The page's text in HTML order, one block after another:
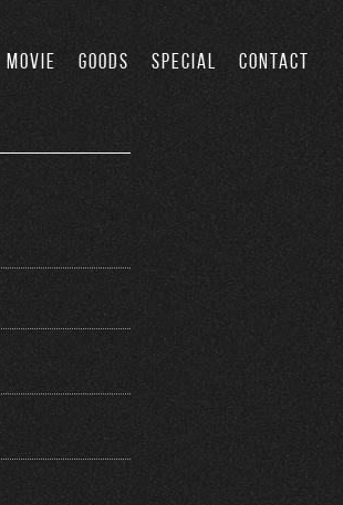
MOVIE GOODS SPECIAL CONTACT